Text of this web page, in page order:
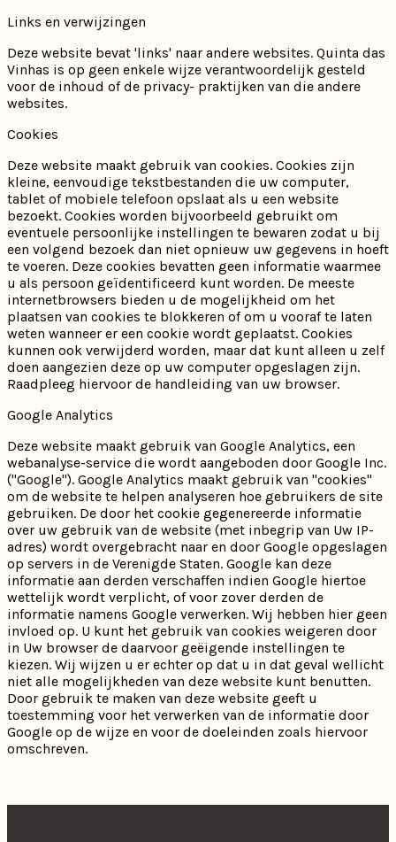
Links en verwijzingen
Deze website bevat 'links' naar andere websites. Quinta das
Vinhas is op geen enkele wijze verantwoordelijk gesteld
voor de inhoud of de privacy- praktijken van die andere
websites.
Cookies
Deze website maakt gebruik van cookies. Cookies zijn
kleine, eenvoudige tekstbestanden die uw computer,
tablet of mobiele telefoon opslaat als u een website
bezoekt. Cookies worden bijvoorbeeld gebruikt om
eventuele persoonlijke instellingen te bewaren zodat u bij
een volgend bezoek dan niet opnieuw uw gegevens in hoeft
te voeren. Deze cookies bevatten geen informatie waarmee
u als persoon geïdentificeerd kunt worden. De meeste
internetbrowsers bieden u de mogelijkheid om het
plaatsen van cookies te blokkeren of om u vooraf te laten
weten wanneer er een cookie wordt geplaatst. Cookies
kunnen ook verwijderd worden, maar dat kunt alleen u zelf
doen aangezien deze op uw computer opgeslagen zijn.
Raadpleeg hiervoor de handleiding van uw browser.
Google Analytics
Deze website maakt gebruik van Google Analytics, een
webanalyse-service die wordt aangeboden door Google Inc.
("Google"). Google Analytics maakt gebruik van "cookies"
om de website te helpen analyseren hoe gebruikers de site
gebruiken. De door het cookie gegenereerde informatie
over uw gebruik van de website (met inbegrip van Uw IP-
adres) wordt overgebracht naar en door Google opgeslagen
op servers in de Verenigde Staten. Google kan deze
informatie aan derden verschaffen indien Google hiertoe
wettelijk wordt verplicht, of voor zover derden de
informatie namens Google verwerken. Wij hebben hier geen
invloed op. U kunt het gebruik van cookies weigeren door
in Uw browser de daarvoor geëigende instellingen te
kiezen. Wij wijzen u er echter op dat u in dat geval wellicht
niet alle mogelijkheden van deze website kunt benutten.
Door gebruik te maken van deze website geeft u
toestemming voor het verwerken van de informatie door
Google op de wijze en voor de doeleinden zoals hiervoor
omschreven.